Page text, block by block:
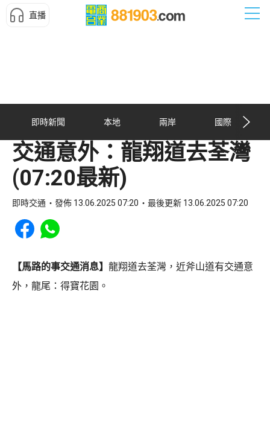
直播
即時新聞 本地 兩岸 國際
交通意外：龍翔道去荃灣
(07:20最新)
即時交通 發佈 13.06.2025 07:20 最後更新 13.06.2025 07:20
Share to Facebook
Share to WhatsApp
【馬路的事交通消息】 龍翔道去荃灣，近斧山道有交通意
外，龍尾：得寶花園。